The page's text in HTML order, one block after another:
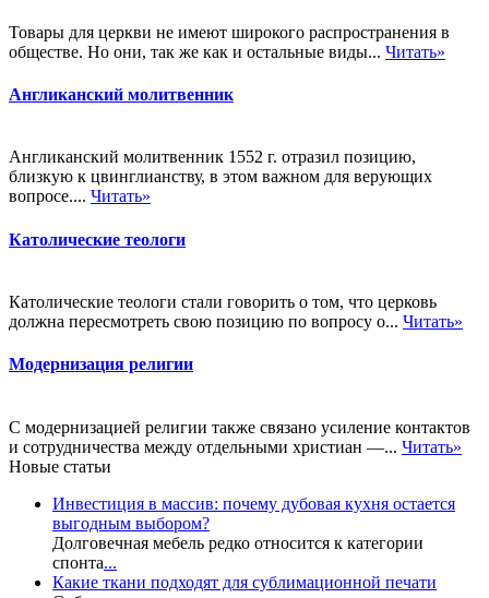
Товары для церкви не имеют широкого распространения в
обществе. Но они, так же как и остальные виды... Читать»
Англиканский молитвенник
Англиканский молитвенник 1552 г. отразил позицию,
близкую к цвинглианству, в этом важном для верующих
вопросе.... Читать»
Католические теологи
Католические теологи стали говорить о том, что церковь
должна пересмотреть свою позицию по вопросу о... Читать»
Модернизация религии
С модернизацией религии также связано усиление контактов
и сотрудничества между отдельными христиан —... Читать»
Новые статьи
Инвестиция в массив: почему дубовая кухня остается
выгодным выбором?
Долговечная мебель редко относится к категории
спонта...
Какие ткани подходят для сублимационной печати